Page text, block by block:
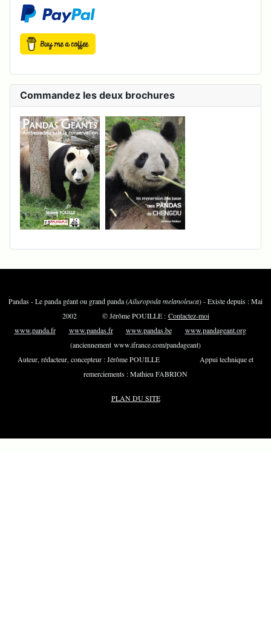
Commandez les deux brochures
Pandas - Le panda géant ou grand panda (Ailuropoda melanoleuca) - Existe depuis : Mai
2002 © Jérôme POUILLE : Contactez-moi
www.panda.fr
www.pandas.fr www.pandas.be
www.pandageant.org
(anciennement www.ifrance.com/pandageant)
Auteur, rédacteur, concepteur : Jérôme POUILLE Appui technique et
remerciements : Mathieu FABRION
PLAN DU SITE